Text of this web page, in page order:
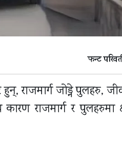
फन्ट
राजमार्ग जोड्ने पुलहरु,
राजमार्ग र पुलहरुमा